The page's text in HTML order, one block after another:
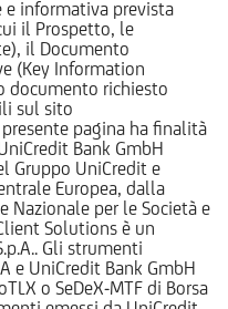
informativa prevista
il Prospetto, le
il Documento
(Key Information
documento richiesto
sul sito
pagina ha finalità
Bank GmbH
Gruppo UniCredit e
Europea, dalla
Nazionale per le Società e
Solutions è un
Gli strumenti
e UniCredit Bank GmbH
o SeDeX-MTF di Borsa